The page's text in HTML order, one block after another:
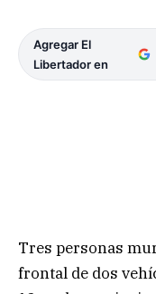
Agregar El
Libertador en
Tres personas
frontal de dos